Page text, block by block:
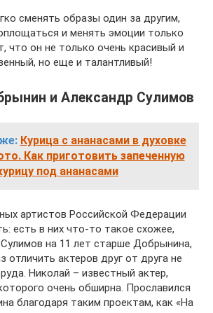
сменять образы один за другим,
и менять эмоции только
что он не только очень красивый и
но еще и талантливый!
и Александр Сулимов
Курица с ананасами в духовке
Как приготовить запеченную
под ананасами
артистов Российской Федерации
есть в них что-то такое схожее,
на 11 лет старше Добрынина,
отличить актеров друг от друга не
Николай – известный актер,
очень обширна. Прославился
благодаря таким проектам, как «На